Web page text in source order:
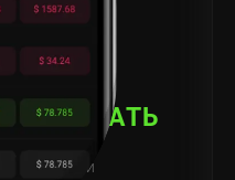
под рукой